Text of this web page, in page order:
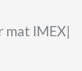
mat IMEX|